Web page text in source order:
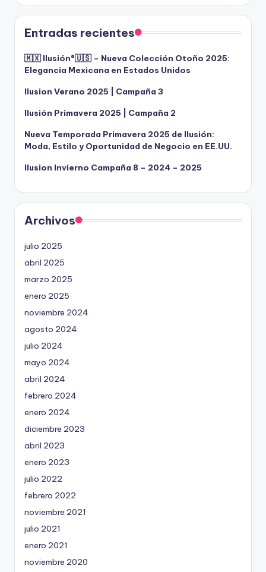
Entradas recientes
🇲🇽 Ilusión®️🇺🇸 – Nueva Colección Otoño 2025:
Elegancia Mexicana en Estados Unidos
Ilusion Verano 2025 | Campaña 3
Ilusión Primavera 2025 | Campaña 2
Nueva Temporada Primavera 2025 de Ilusión:
Moda, Estilo y Oportunidad de Negocio en EE.UU.
Ilusion Invierno Campaña 8 – 2024 – 2025
Archivos
julio 2025
abril 2025
marzo 2025
enero 2025
noviembre 2024
agosto 2024
julio 2024
mayo 2024
abril 2024
febrero 2024
enero 2024
diciembre 2023
abril 2023
enero 2023
julio 2022
febrero 2022
noviembre 2021
julio 2021
enero 2021
noviembre 2020